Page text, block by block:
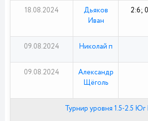
18.08.2024
Дьяков
Иван
2:6;
09.08.2024 Николай п
09.08.2024
Александр
Щёголь
Турнир уровня 1.5-2.5